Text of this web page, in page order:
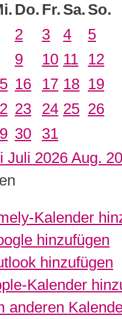
Do. Fr. Sa. So.
2 3 4
5
9 10 11
12
16 17 18 19
23 24 25 26
30
31
Juli 2026 Aug.
Kalender
hinzufügen
hinzufügen
Kalender
anderen